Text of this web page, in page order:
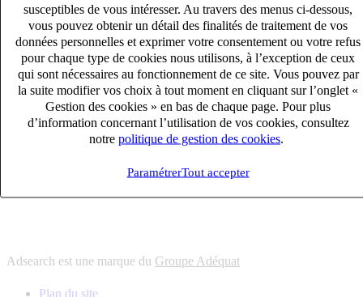
susceptibles de vous intéresser. Au travers des menus ci-dessous,
vous pouvez obtenir un détail des finalités de traitement de vos
données personnelles et exprimer votre consentement ou votre refus
pour chaque type de cookies nous utilisons, à l’exception de ceux
qui sont nécessaires au fonctionnement de ce site. Vous pouvez par
la suite modifier vos choix à tout moment en cliquant sur l’onglet «
Gestion des cookies » en bas de chaque page. Pour plus
d’information concernant l’utilisation de vos cookies, consultez
notre politique de gestion des cookies
ParamétrerTout accepter
connaître votre secteur et ses enjeux
12 bureaux en France
proximité avec nos clients et nos talents
6 solutions
s'adapter à vos besoin en recrutement
10 univers
connaître votre secteur et ses enjeux
proximité avec nos clients et nos talents
Adsearch est une marque du Groupe Adéquat
Plan du site